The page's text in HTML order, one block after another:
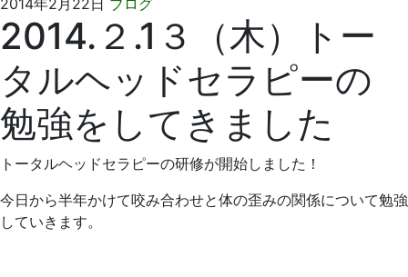
月
日
歯
科
院
2014.２.1３（木）トー
タルヘッドセラピーの
勉強をしてきました
トータルヘッドセラピーの研修が開始しました！
今日から半年かけて咬み合わせと体の歪みの関係について勉強
していきます。